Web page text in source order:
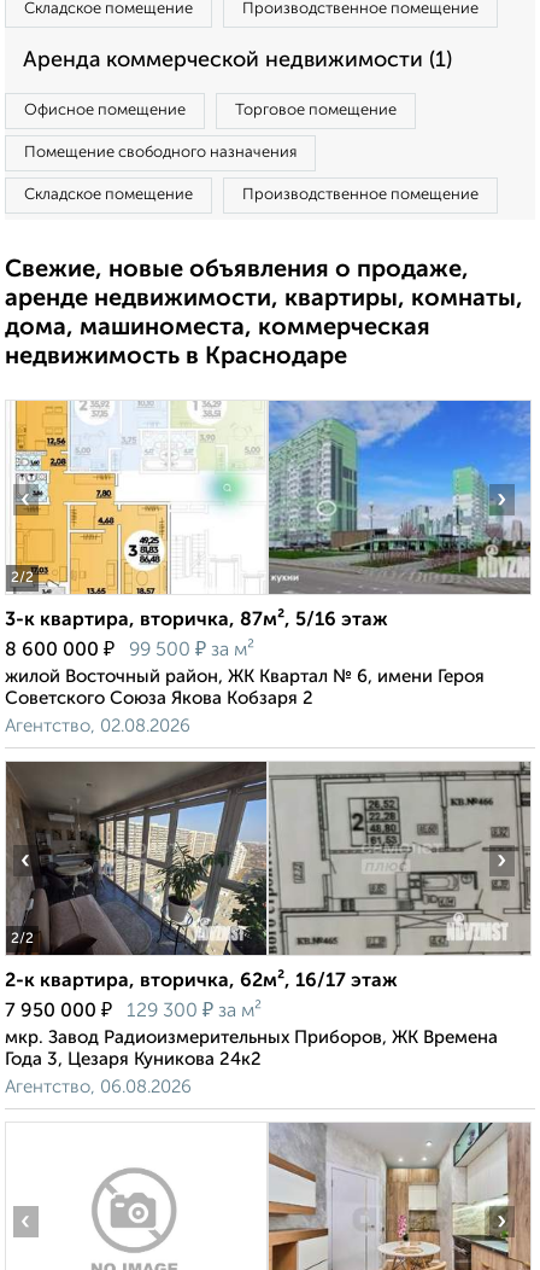
Складское помещение Производственное помещение
Аренда коммерческой недвижимости (1)
Офисное помещение Торговое помещение
Помещение свободного назначения
Складское помещение Производственное помещение
Свежие, новые объявления о продаже,
аренде недвижимости, квартиры, комнаты,
дома, машиноместа, коммерческая
недвижимость в Краснодаре
2/2
‹ ›
3-к квартира, вторичка, 87м², 5/16 этаж
8 600 000 ₽ 99 500 ₽ за м²
жилой Восточный район, ЖК Квартал № 6, имени Героя
Советского Союза Якова Кобзаря 2
Агентство, 02.08.2026
2/2
‹ ›
2-к квартира, вторичка, 62м², 16/17 этаж
7 950 000 ₽ 129 300 ₽ за м²
мкр. Завод Радиоизмерительных Приборов, ЖК Времена
Года 3, Цезаря Куникова 24к2
Агентство, 06.08.2026
‹ ›